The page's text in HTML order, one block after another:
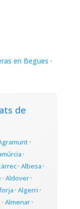
en Begues ·
de
·
·
· Albesa ·
· Aldover·
· Algerri ·
· Almenar·